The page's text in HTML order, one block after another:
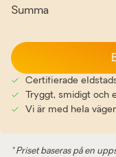
Summa
Certifierade
Tryggt, smidigt och
Vi är med hela
* Priset baseras på en